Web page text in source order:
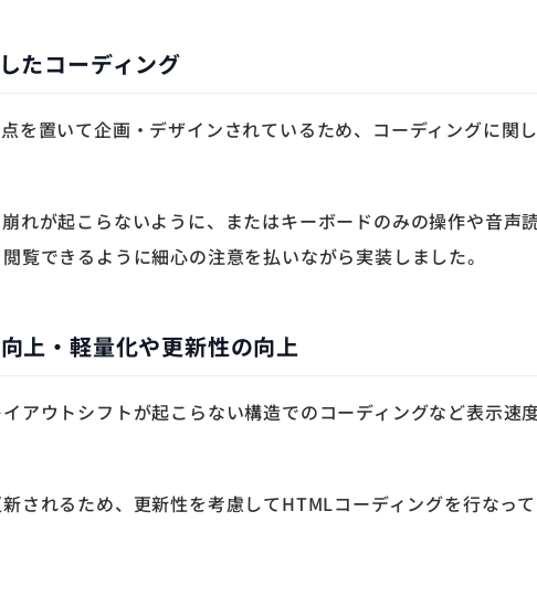
たコーディング
を置いて企画・デザインされているため、コーディングに関
れが起こらないように、またはキーボードのみの操作や音声
覧できるように細心の注意を払いながら実装しました。
上・軽量化や更新性の向上
アウトシフトが起こらない構造でのコーディングなど表示速
されるため、更新性を考慮してHTMLコーディングを行なっ